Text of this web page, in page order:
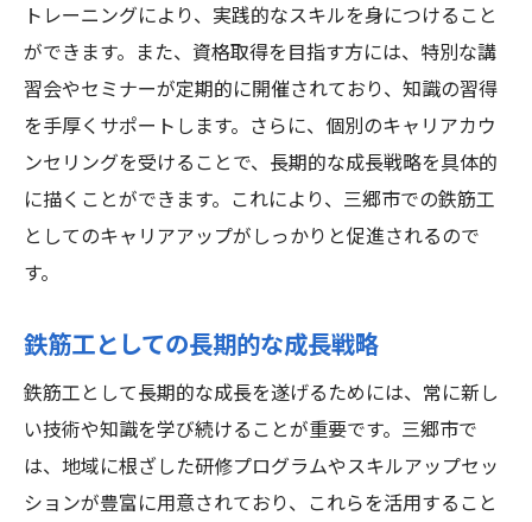
トレーニングにより、実践的なスキルを身につけること
ができます。また、資格取得を目指す方には、特別な講
習会やセミナーが定期的に開催されており、知識の習得
を手厚くサポートします。さらに、個別のキャリアカウ
ンセリングを受けることで、長期的な成長戦略を具体的
に描くことができます。これにより、三郷市での鉄筋工
としてのキャリアアップがしっかりと促進されるので
す。
鉄筋工としての長期的な成長戦略
鉄筋工として長期的な成長を遂げるためには、常に新し
い技術や知識を学び続けることが重要です。三郷市で
は、地域に根ざした研修プログラムやスキルアップセッ
ションが豊富に用意されており、これらを活用すること